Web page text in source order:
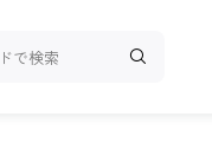
話題